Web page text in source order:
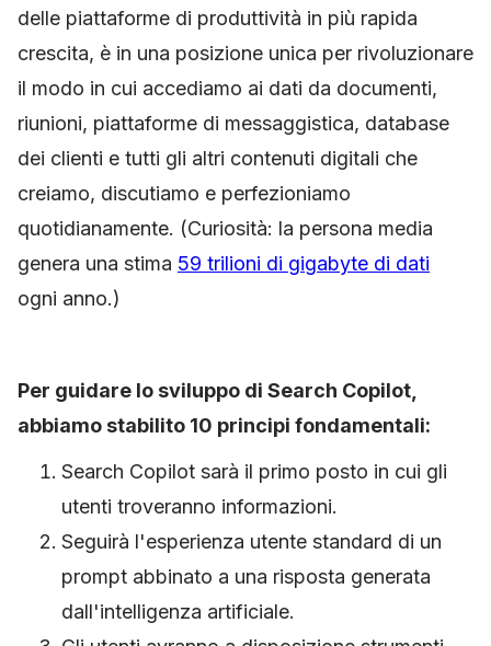
delle piattaforme di produttività in più rapida
crescita, è in una posizione unica per rivoluzionare
il modo in cui accediamo ai dati da documenti,
riunioni, piattaforme di messaggistica, database
dei clienti e tutti gli altri contenuti digitali che
creiamo, discutiamo e perfezioniamo
quotidianamente. (Curiosità: la persona media
genera una stima 59 trilioni di gigabyte di dati
ogni anno.)
Per guidare lo sviluppo di Search Copilot,
abbiamo stabilito 10 principi fondamentali:
Search Copilot sarà il primo posto in cui gli
utenti troveranno informazioni.
Seguirà l'esperienza utente standard di un
prompt abbinato a una risposta generata
dall'intelligenza artificiale.